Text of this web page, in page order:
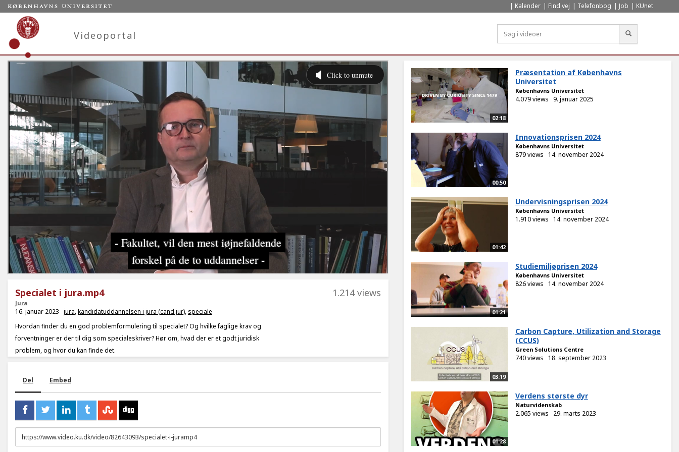
Kalender Find vej Telefonbog Job KUnet
Videoportal
Specialet i jura.mp4
Jura
1.214 views
16. januar 2023 jura,kandidatuddannelsen i jura (cand.jur), speciale
Hvordan finder du en god problemformulering til specialet? Og hvilke faglige krav og
forventninger er der til dig som specialeskriver? Hør om, hvad der er et godt juridisk
problem, og hvor du kan finde det.
Del Embed
URL
to
02:18
Præsentation af Københavns
Universitet
Københavns Universitet
4.079 views 9. januar 2025
00:50
Innovationsprisen 2024
Københavns Universitet
879 views 14. november 2024
01:42
Undervisningsprisen 2024
Københavns Universitet
1.910 views 14. november 2024
01:21
Studiemiljøprisen 2024
Københavns Universitet
826 views 14. november 2024
03:19
Carbon Capture, Utilization and Storage
(CCUS)
Green Solutions Centre
740 views 18. september 2023
01:28
Verdens største dyr
Naturvidenskab
2.065 views 29. marts 2023